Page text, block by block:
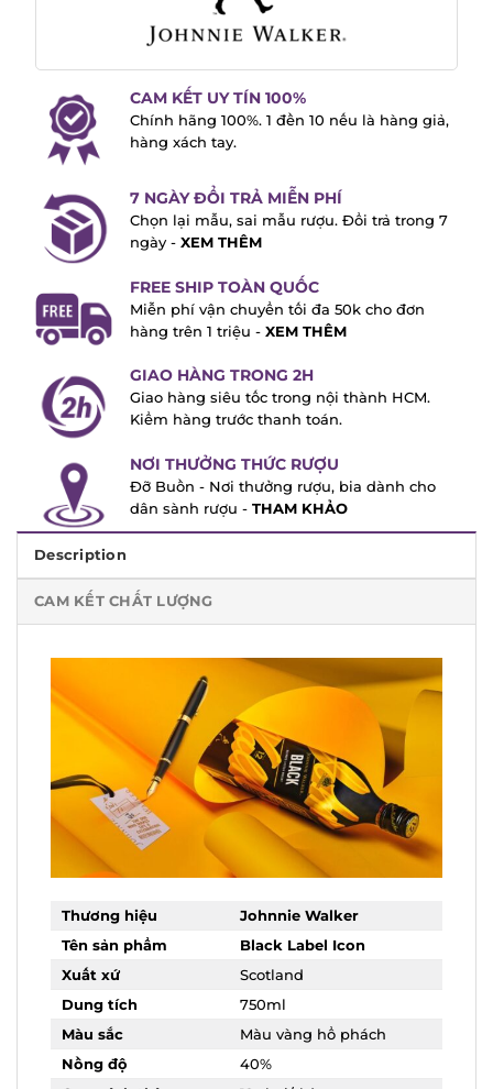
CAM KẾT UY TÍN 100%
Chính hãng 100%. 1 đền 10 nếu là hàng
giả, hàng xách tay.
7 NGÀY ĐỔI TRẢ MIỄN PHÍ
Chọn lại mẫu, sai mẫu rượu. Đổi trả trong
7 ngày -XEM THÊM
FREE SHIP TOÀN QUỐC
Miễn phí vận chuyển tối đa 50k cho đơn
hàng trên 1 triệu -
XEM THÊM
GIAO HÀNG TRONG 2H
Giao hàng siêu tốc trong nội thành HCM.
Kiểm hàng trước thanh toán.
NƠI THƯỞNG THỨC RƯỢU
Đỡ Buồn - Nơi thưởng rượu, bia dành cho
dân sành rượu -
THAM KHẢO
Description
CAM KẾT CHẤT LƯỢNG